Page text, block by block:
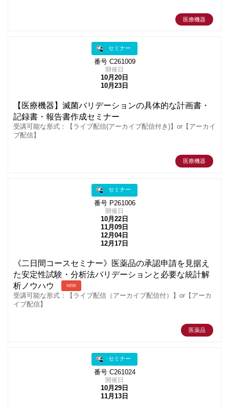
医療機器
セミナー
番号 C261009
開催日
10月20日
10月23日
【医療機器】滅菌バリデーションの具体的な計画書・
記録書・報告書作成セミナー
受講可能な形式：【ライブ配信(アーカイブ配信付き)】or【アーカイ
ブ配信】
医療機器
セミナー
番号 P261006
開催日
10月22日
11月09日
12月04日
12月17日
《二日間コースセミナー》医薬品の承認申請を見据え
た安定性試験・分析法バリデーションと必要な統計解
析ノウハウ
NEW
受講可能な形式：【ライブ配信（アーカイブ配信付）】or【アーカ
イブ配信】
医薬品
セミナー
番号 C261024
開催日
10月29日
11月13日